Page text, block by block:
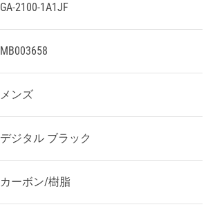
GA-2100-1A1JF
MB003658
メンズ
デジタル ブラック
カーボン/樹脂